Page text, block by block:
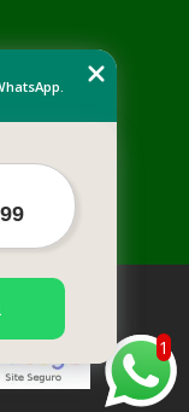
autorais.
1